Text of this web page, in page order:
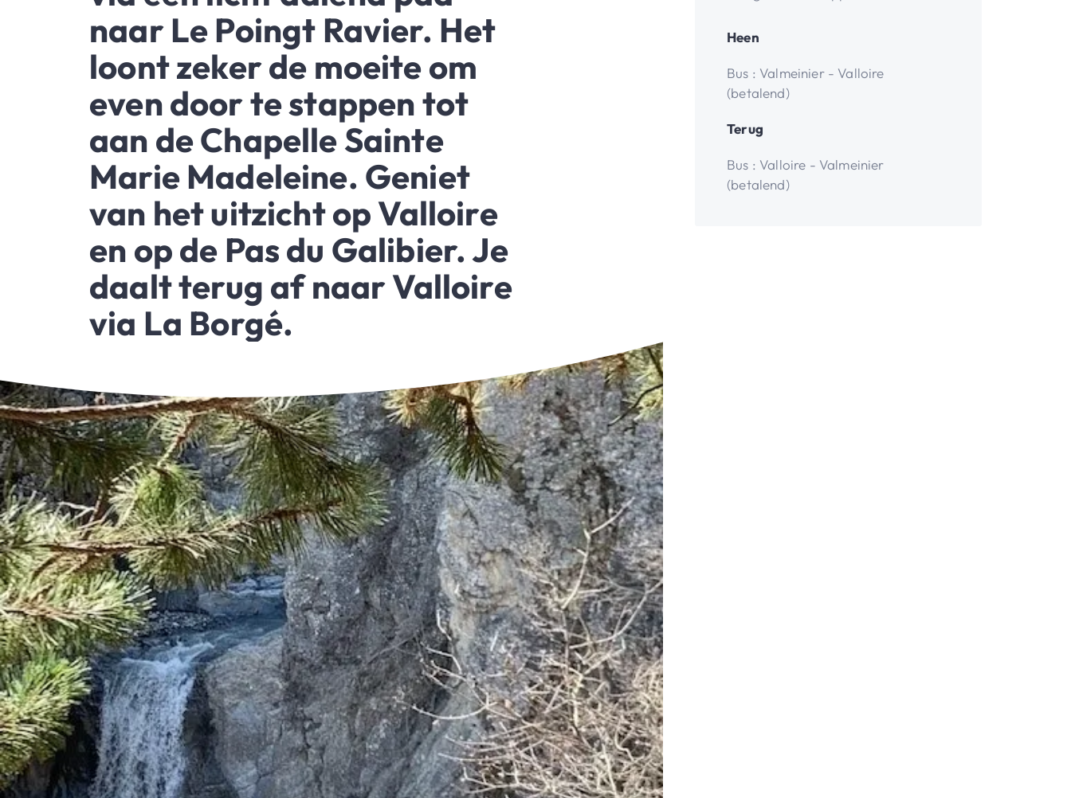
naar Le Poingt Ravier. Het
loont zeker de moeite om
even door te stappen tot
aan de Chapelle Sainte
Marie Madeleine. Geniet
van het uitzicht op Valloire
en op de Pas du Galibier. Je
daalt terug af naar Valloire
via La Borgé.
Heen
Bus : Valmeinier - Valloire
(betalend)
Terug
Bus : Valloire - Valmeinier
(betalend)